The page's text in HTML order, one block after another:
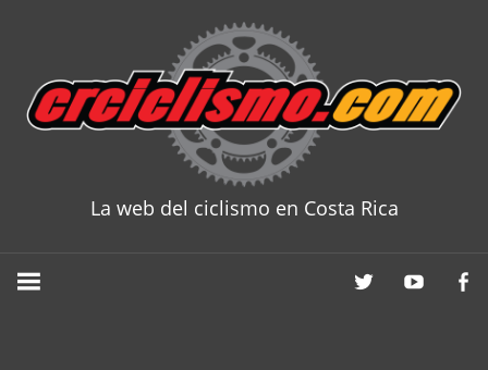
content
La web del ciclismo en Costa Rica